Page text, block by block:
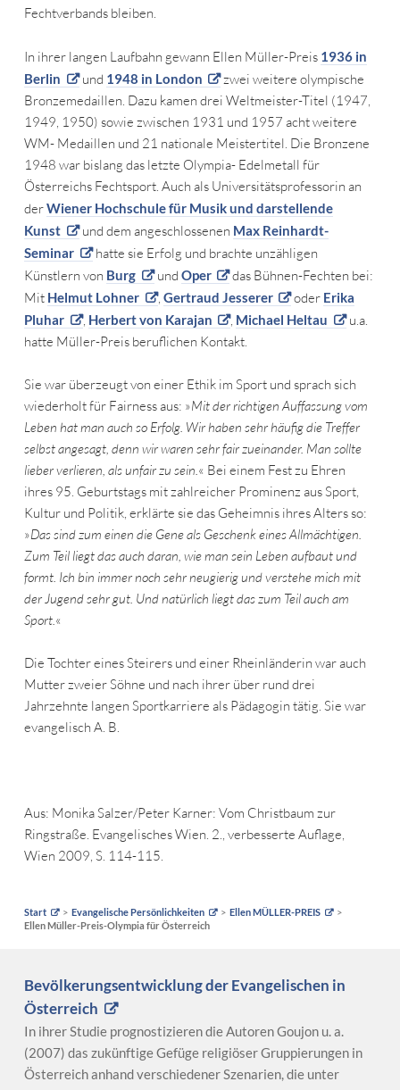
Fechtverbands bleiben.
In ihrer langen Laufbahn gewann Ellen Müller-Preis 1936 in
Berlin
und 1948 in London
zwei weitere olympische
Bronzemedaillen. Dazu kamen drei Weltmeister-Titel (1947,
1949, 1950) sowie zwischen 1931 und 1957 acht weitere
WM- Medaillen und 21 nationale Meistertitel. Die Bronzene
1948 war bislang das letzte Olympia- Edelmetall für
Österreichs Fechtsport. Auch als Universitätsprofessorin an
derWiener Hochschule für Musik und darstellende
Kunst
und dem angeschlossenen Max Reinhardt-
Seminar
hatte sie Erfolg und brachte unzähligen
Künstlern von Burg und Oper
das Bühnen-Fechten bei:
Mit Helmut Lohner , Gertraud Jesserer oder Erika
Pluhar
, Herbert von Karajan , Michael Heltau
u.a.
hatte Müller-Preis beruflichen Kontakt.
Sie war überzeugt von einer Ethik im Sport und sprach sich
wiederholt für Fairness aus: »Mit der richtigen Auffassung vom
Leben hat man auch so Erfolg. Wir haben sehr häufig die Treffer
selbst angesagt, denn wir waren sehr fair zueinander. Man sollte
lieber verlieren, als unfair zu sein.« Bei einem Fest zu Ehren
ihres 95. Geburtstags mit zahlreicher Prominenz aus Sport,
Kultur und Politik, erklärte sie das Geheimnis ihres Alters so:
»Das sind zum einen die Gene als Geschenk eines Allmächtigen.
Zum Teil liegt das auch daran, wie man sein Leben aufbaut und
formt. Ich bin immer noch sehr neugierig und verstehe mich mit
der Jugend sehr gut. Und natürlich liegt das zum Teil auch am
Sport.«
Die Tochter eines Steirers und einer Rheinländerin war auch
Mutter zweier Söhne und nach ihrer über rund drei
Jahrzehnte langen Sportkarriere als Pädagogin tätig. Sie war
evangelisch A. B.
Aus: Monika Salzer/Peter Karner: Vom Christbaum zur
Ringstraße. Evangelisches Wien. 2., verbesserte Auflage,
Wien 2009, S. 114-115.
Start Evangelische Persönlichkeiten
Ellen MÜLLER-PREIS
Ellen Müller-Preis-Olympia für Österreich
Bevölkerungsentwicklung der Evangelischen in
Österreich
In ihrer Studie prognostizieren die Autoren Goujon u. a.
(2007) das zukünftige Gefüge religiöser Gruppierungen in
Österreich anhand verschiedener Szenarien, die unter